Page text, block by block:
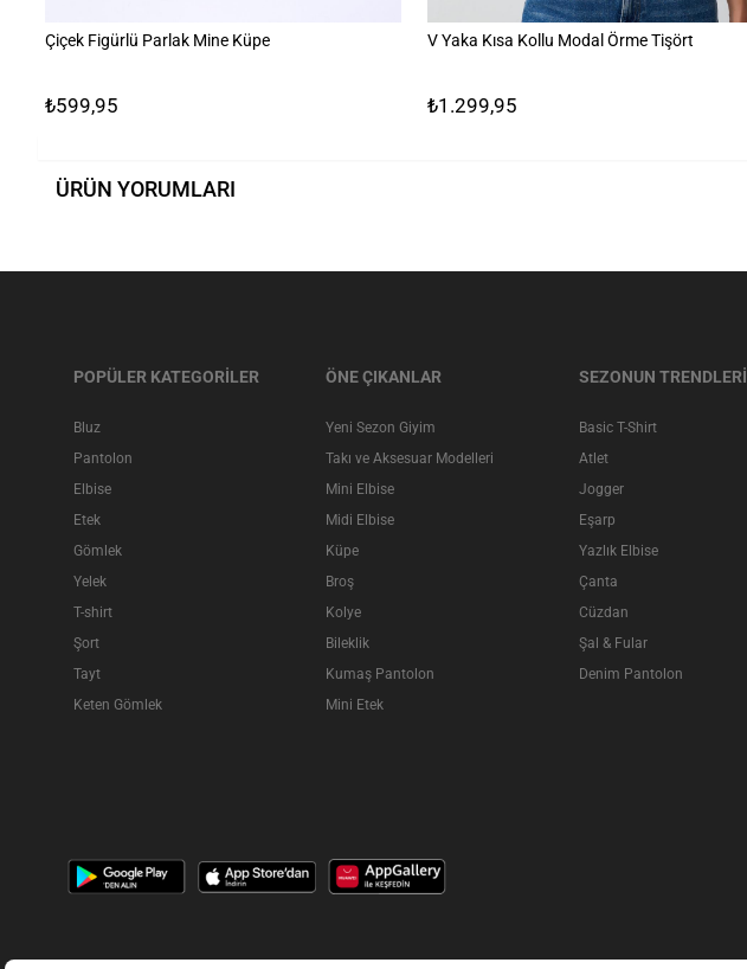
Çiçek Figürlü Parlak Mine Küpe
₺599,95
V Yaka Kısa Kollu Modal Örme Tişört
₺1.299,95
ÜRÜN YORUMLARI
POPÜLER KATEGORİLER
Bluz
Pantolon
Elbise
Etek
Gömlek
Yelek
T-shirt
Şort
Tayt
Keten Gömlek
ÖNE ÇIKANLAR
Yeni Sezon Giyim
Takı ve Aksesuar Modelleri
Mini Elbise
Midi Elbise
Küpe
Broş
Kolye
Bileklik
Kumaş Pantolon
Mini Etek
SEZONUN TRENDLERİ
Basic T-Shirt
Atlet
Jogger
Eşarp
Yazlık Elbise
Çanta
Cüzdan
Şal & Fular
Denim Pantolon